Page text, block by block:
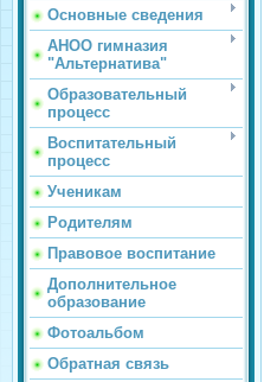
Основные сведения
АНОО гимназия
"Альтернатива"
Образовательный
процесс
Воспитательный
процесс
Ученикам
Родителям
Правовое воспитание
Дополнительное
образование
Фотоальбом
Обратная связь